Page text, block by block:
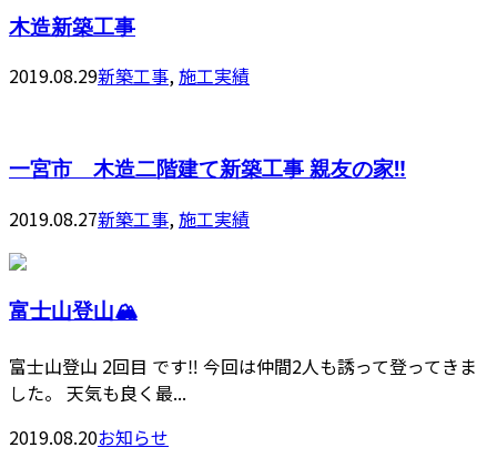
木造新築工事
2019.08.29新築工事,施工実績
一宮市 木造二階建て新築工事 親友の家‼️
2019.08.27新築工事, 施工実績
富士山登山🏔
富士山登山 2回目 です‼️ 今回は仲間2人も誘って登ってきま
した。 天気も良く最...
2019.08.20お知らせ